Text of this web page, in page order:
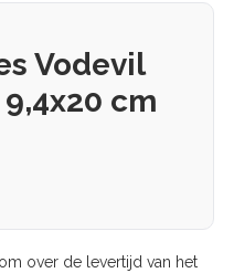
Vodevil
cm
over de levertijd van het